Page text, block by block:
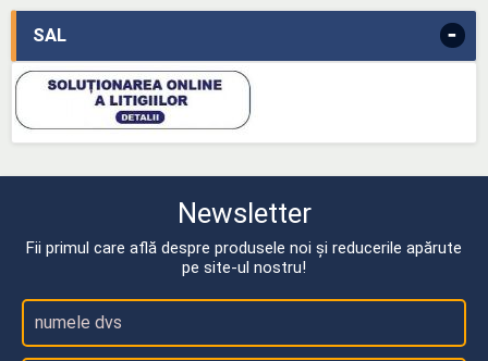
SAL -
Newsletter
Fii primul care află despre produsele noi și reducerile apărute
pe site-ul nostru!